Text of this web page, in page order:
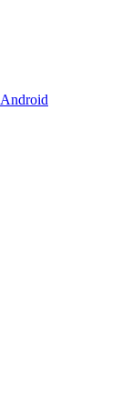
Android